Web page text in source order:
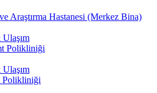
Araştırma Hastanesi (Merkez Bina)
Polikliniği
Polikliniği